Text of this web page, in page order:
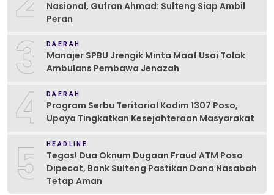
Nasional, Gufran Ahmad: Sulteng Siap Ambil
Peran
3 DAERAH
Manajer SPBU Jrengik Minta Maaf Usai Tolak
Ambulans Pembawa Jenazah
4 DAERAH
Program Serbu Teritorial Kodim 1307 Poso,
Upaya Tingkatkan Kesejahteraan Masyarakat
5 HEADLINE
Tegas! Dua Oknum Dugaan Fraud ATM Poso
Dipecat, Bank Sulteng Pastikan Dana Nasabah
Tetap Aman